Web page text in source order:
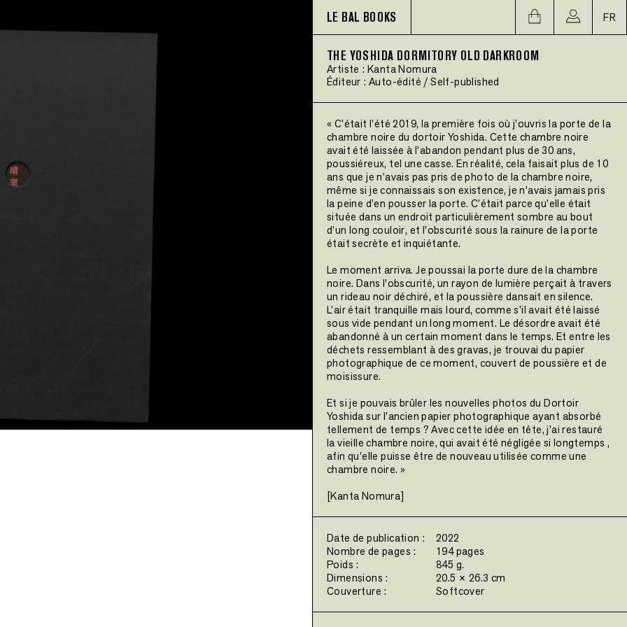
LE BAL BOOKS FR
THE YOSHIDA DORMITORY OLD DARKROOM
Artiste : Kanta Nomura
Éditeur :Auto-édité / Self-published
« C’était l’été 2019, la première fois où j’ouvris la porte de la
chambre noire du dortoir Yoshida. Cette chambre noire
avait été laissée à l’abandon pendant plus de 30 ans,
poussiéreux, tel une casse. En réalité, cela faisait plus de 10
ans que je n’avais pas pris de photo de la chambre noire,
même si je connaissais son existence, je n’avais jamais pris
la peine d’en pousser la porte. C’était parce qu’elle était
située dans un endroit particulièrement sombre au bout
d’un long couloir, et l’obscurité sous la rainure de la porte
était secrète et inquiétante.
Le moment arriva. Je poussai la porte dure de la chambre
noire. Dans l’obscurité, un rayon de lumière perçait à travers
un rideau noir déchiré, et la poussière dansait en silence.
L’air était tranquille mais lourd, comme s’il avait été laissé
sous vide pendant un long moment. Le désordre avait été
abandonné à un certain moment dans le temps. Et entre les
déchets ressemblant à des gravas, je trouvai du papier
photographique de ce moment, couvert de poussière et de
moisissure.
Et si je pouvais brûler les nouvelles photos du Dortoir
Yoshida sur l’ancien papier photographique ayant absorbé
tellement de temps ? Avec cette idée en tête, j’ai restauré
la vieille chambre noire, qui avait été négligée si longtemps ,
afin qu’elle puisse être de nouveau utilisée comme une
chambre noire. »
[Kanta Nomura]
Date de publication :
2022
Nombre de pages :
194 pages
Poids :
845 g.
Dimensions :
20.5 × 26.3 cm
Couverture :
Softcover